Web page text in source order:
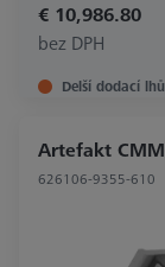
€ 10,986.80
bez DPH
Delší dodací
Artefakt
626106-9355-610